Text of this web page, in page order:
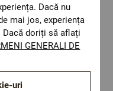
Dacă nu
mai jos, experiența
Dacă doriți să aflați
GENERALI DE
uri